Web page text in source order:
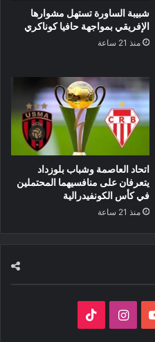
شبيبة الساورة تستهل مشوارها
الإفريقي بمواجهة حافيا كوناكري
منذ 21 ساعة
اتحاد العاصمة وشباب بلوزداد
يتعرفان على منافسيهما المحتملين
في كأس الكونفيدرالية
منذ 21 ساعة
‫YouTubeانستقرام